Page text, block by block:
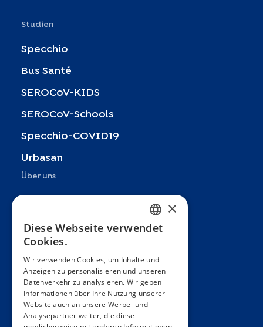
Studien
Specchio
Bus Santé
SEROCoV-KIDS
SEROCoV-Schools
Specchio-COVID19
Urbasan
Über uns
Teams
Partner
Veröffentlichungen
Zoom In
FAQ
FRENCH
SPANISH
GERMAN
×
Diese Webseite verwendet
Cookies.
Wir verwenden Cookies, um Inhalte und
Anzeigen zu personalisieren und unseren
Datenverkehr zu analysieren. Wir geben
Informationen über Ihre Nutzung unserer
Website auch an unsere Werbe- und
Analysepartner weiter, die diese